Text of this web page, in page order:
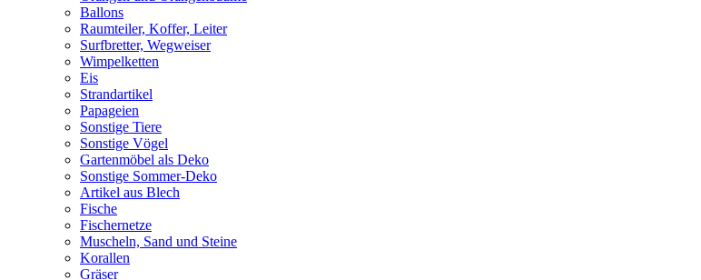
Ballons
Raumteiler, Koffer, Leiter
Surfbretter, Wegweiser
Wimpelketten
Eis
Strandartikel
Papageien
Sonstige Tiere
Sonstige Vögel
Gartenmöbel als Deko
Sonstige Sommer-Deko
Artikel aus Blech
Fische
Fischernetze
Muscheln, Sand und Steine
Korallen
Gräser